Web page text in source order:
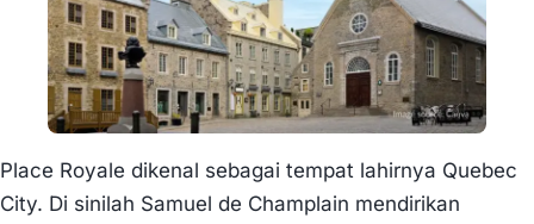
Place Royale dikenal sebagai tempat lahirnya Quebec
City. Di sinilah Samuel de Champlain mendirikan